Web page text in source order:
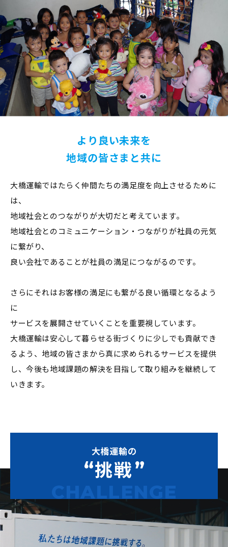
より良い未来を
地域の皆さまと共に
大橋運輸ではたらく仲間たちの満足度を向上させるために
は、
地域社会とのつながりが大切だと考えています。
地域社会とのコミュニケーション・つながりが社員の元気
に繋がり、
良い会社であることが社員の満足につながるのです。
さらにそれはお客様の満足にも繋がる良い循環となるよう
に
サービスを展開させていくことを重要視しています。
大橋運輸は安心して暮らせる街づくりに少しでも貢献でき
るよう、地域の皆さまから真に求められるサービスを提供
し、今後も地域課題の解決を目指して取り組みを継続して
いきます。
大橋運輸の
挑戦
CHALLENGE